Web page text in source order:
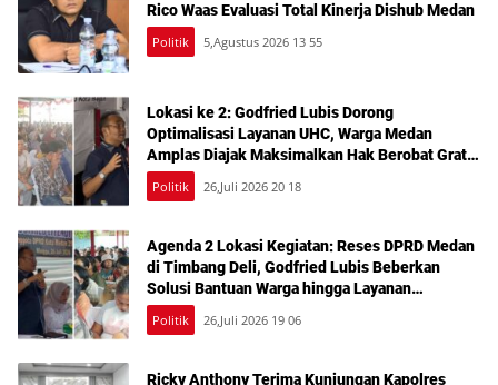
Rico Waas Evaluasi Total Kinerja Dishub Medan
Politik 5,Agustus 2026 13 55
Lokasi ke 2: Godfried Lubis Dorong
Optimalisasi Layanan UHC, Warga Medan
Amplas Diajak Maksimalkan Hak Berobat Gratis
Bermodal KTP
Politik 26,Juli 2026 20 18
Agenda 2 Lokasi Kegiatan: Reses DPRD Medan
di Timbang Deli, Godfried Lubis Beberkan
Solusi Bantuan Warga hingga Layanan
Kesehatan Gratis
Politik 26,Juli 2026 19 06
Ricky Anthony Terima Kunjungan Kapolres